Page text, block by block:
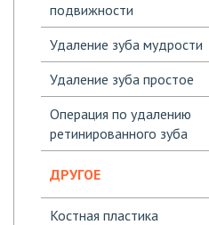
подвижности
Удаление зуба мудрости
Удаление зуба простое
Операция по удалению
ретинированного зуба
ДРУГОЕ
Костная пластика